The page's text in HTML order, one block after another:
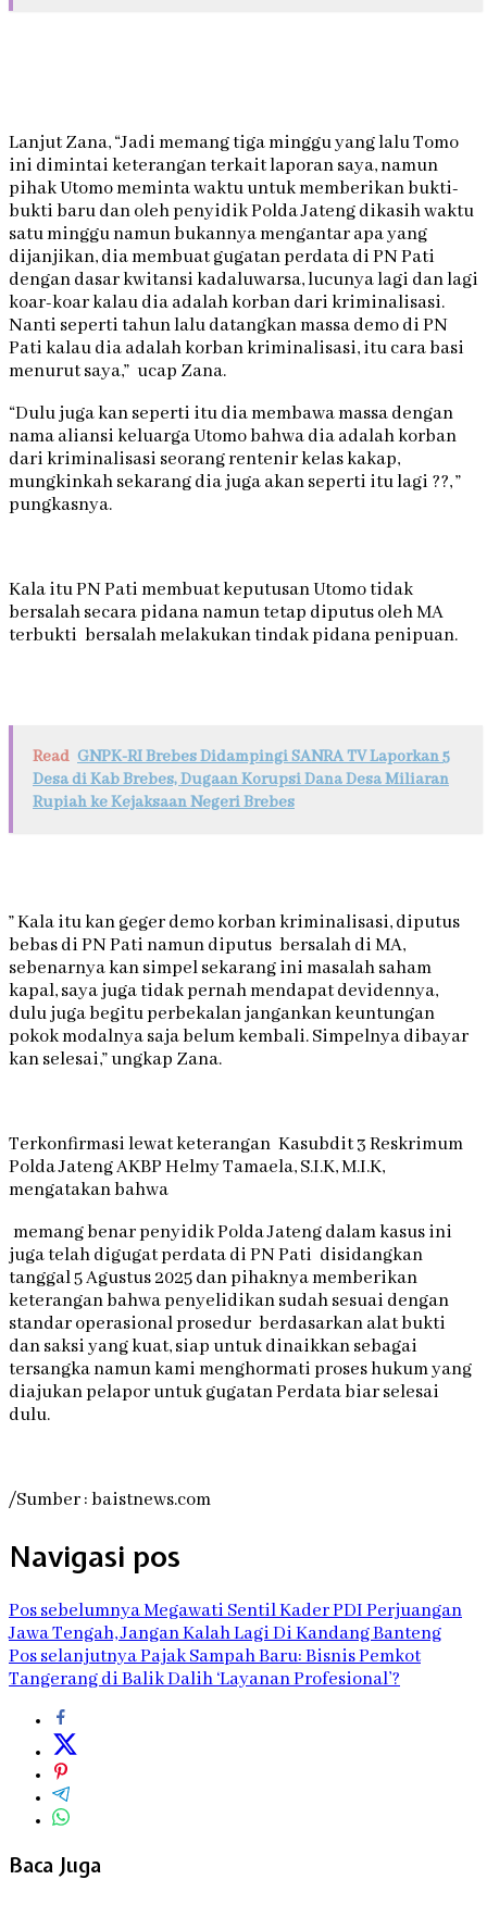
Lanjut Zana, “Jadi memang tiga minggu yang lalu Tomo
ini dimintai keterangan terkait laporan saya, namun
pihak Utomo meminta waktu untuk memberikan bukti-
bukti baru dan oleh penyidik Polda Jateng dikasih waktu
satu minggu namun bukannya mengantar apa yang
dijanjikan, dia membuat gugatan perdata di PN Pati
dengan dasar kwitansi kadaluwarsa, lucunya lagi dan lagi
koar-koar kalau dia adalah korban dari kriminalisasi.
Nanti seperti tahun lalu datangkan massa demo di PN
Pati kalau dia adalah korban kriminalisasi, itu cara basi
menurut saya,” ucap Zana.
“Dulu juga kan seperti itu dia membawa massa dengan
nama aliansi keluarga Utomo bahwa dia adalah korban
dari kriminalisasi seorang rentenir kelas kakap,
mungkinkah sekarang dia juga akan seperti itu lagi ??, ”
pungkasnya.
Kala itu PN Pati membuat keputusan Utomo tidak
bersalah secara pidana namun tetap diputus oleh MA
terbukti bersalah melakukan tindak pidana penipuan.
Read GNPK-RI Brebes Didampingi SANRA TV Laporkan 5
Desa di Kab Brebes, Dugaan Korupsi Dana Desa Miliaran
Rupiah ke Kejaksaan Negeri Brebes
” Kala itu kan geger demo korban kriminalisasi, diputus
bebas di PN Pati namun diputus bersalah di MA,
sebenarnya kan simpel sekarang ini masalah saham
kapal, saya juga tidak pernah mendapat devidennya,
dulu juga begitu perbekalan jangankan keuntungan
pokok modalnya saja belum kembali. Simpelnya dibayar
kan selesai,” ungkap Zana.
Terkonfirmasi lewat keterangan Kasubdit 3 Reskrimum
Polda Jateng AKBP Helmy Tamaela, S.I.K, M.I.K,
mengatakan bahwa
memang benar penyidik Polda Jateng dalam kasus ini
juga telah digugat perdata di PN Pati disidangkan
tanggal 5 Agustus 2025 dan pihaknya memberikan
keterangan bahwa penyelidikan sudah sesuai dengan
standar operasional prosedur berdasarkan alat bukti
dan saksi yang kuat, siap untuk dinaikkan sebagai
tersangka namun kami menghormati proses hukum yang
diajukan pelapor untuk gugatan Perdata biar selesai
dulu.
/Sumber : baistnews.com
Navigasi pos
Pos sebelumnyaMegawati Sentil Kader PDI Perjuangan
Jawa Tengah, Jangan Kalah Lagi Di Kandang Banteng
Pos selanjutnyaPajak Sampah Baru: Bisnis Pemkot
Tangerang di Balik Dalih ‘Layanan Profesional’?
Baca Juga